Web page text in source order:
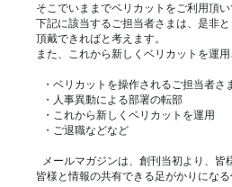
そこでいままでベリカットをご利用頂
下記に該当するご担当者さまは、是非
頂戴できればと考えます。
また、これから新しくベリカットを運
・ベリカットを操作されるご担当者さ
・人事異動による部署の転部
・これから新しくベリカットを運用
・ご退職などなど
メールマガジンは、創刊当初より、皆
皆様と情報の共有できる足がかりにな